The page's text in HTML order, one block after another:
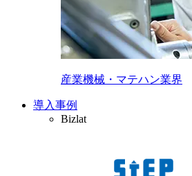
産業機械・マテハン業界
導入事例
Bizlat